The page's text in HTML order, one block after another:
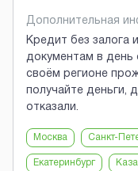
Дополнительная
Кредит без залога
документам в день
своём регионе
получайте деньги,
отказали.
Москва Санкт-
Екатеринбург